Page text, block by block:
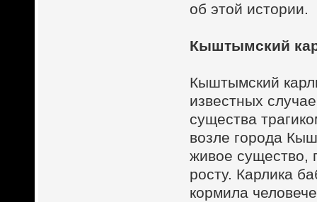
об этой истории.
Кыштымский
Кыштымский
известных
существа
возле города
живое существо,
росту. Карлика
кормила